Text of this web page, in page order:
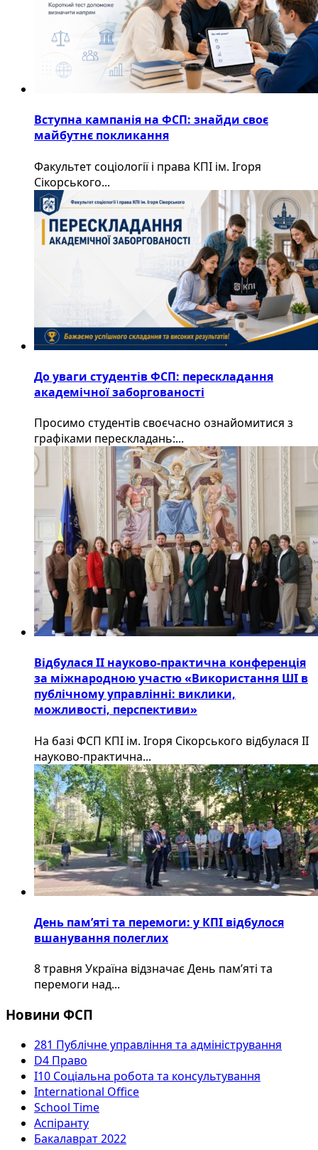
Вступна кампанія на ФСП: знайди своє
майбутнє покликання
Факультет соціології і права КПІ ім. Ігоря
Сікорського...
До уваги студентів ФСП: перескладання
академічної заборгованості
Просимо студентів своєчасно ознайомитися з
графіками перескладань:...
Відбулася ІІ науково-практична конференція
за міжнародною участю «Використання ШІ в
публічному управлінні: виклики,
можливості, перспективи»
На базі ФСП КПІ ім. Ігоря Сікорського відбулася ІІ
науково-практична...
День пам’яті та перемоги: у КПІ відбулося
вшанування полеглих
8 травня Україна відзначає День пам’яті та
перемоги над...
Новини ФСП
281 Публічне управління та адміністрування
D4 Право
I10 Соціальна робота та консультування
International Office
School Time
Аспіранту
Бакалаврат 2022